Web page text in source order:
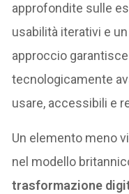
approfondite sulle
usabilità iterativi e
approccio
tecnologicamente
usare, accessibili e
Un elemento meno
nel modello
trasformazione